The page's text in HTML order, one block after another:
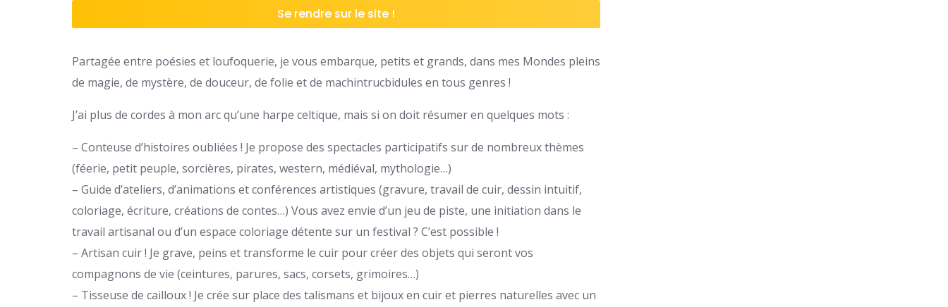
Se rendre sur le site !
Partagée entre poésies et loufoquerie, je vous embarque, petits et grands, dans mes Mondes pleins
de magie, de mystère, de douceur, de folie et de machintrucbidules en tous genres !
J’ai plus de cordes à mon arc qu’une harpe celtique, mais si on doit résumer en quelques mots :
– Conteuse d’histoires oubliées ! Je propose des spectacles participatifs sur de nombreux thèmes
(féerie, petit peuple, sorcières, pirates, western, médiéval, mythologie…)
– Guide d’ateliers, d’animations et conférences artistiques (gravure, travail de cuir, dessin intuitif,
coloriage, écriture, créations de contes…) Vous avez envie d’un jeu de piste, une initiation dans le
travail artisanal ou d’un espace coloriage détente sur un festival ? C’est possible !
– Artisan cuir ! Je grave, peins et transforme le cuir pour créer des objets qui seront vos
compagnons de vie (ceintures, parures, sacs, corsets, grimoires…)
– Tisseuse de cailloux ! Je crée sur place des talismans et bijoux en cuir et pierres naturelles avec un